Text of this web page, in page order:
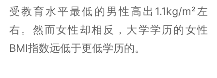
受教育水平最低的男性高出1.1kg/m²左
右。然而女性却相反，大学学历的女性
BMI指数远低于更低学历的。